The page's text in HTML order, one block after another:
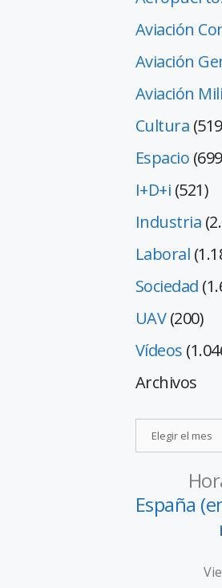
Aviación
Aviación
Aviación
Cultura
Espacio
I+D+i (521)
Industria
Laboral
Sociedad
UAV(200)
Vídeos
Archivos
España